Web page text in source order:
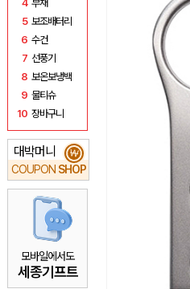
4 부채
5 보조배터리
6 수건
7 선풍기
8 보온보냉백
9 물티슈
10 장바구니
대박머니
COUPON SHOP
₩
모바일에서도
세종기프트